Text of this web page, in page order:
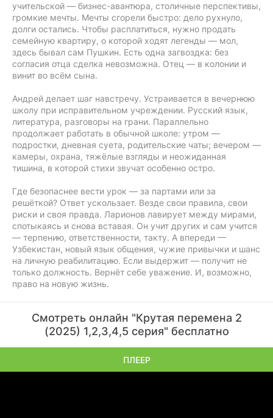
учительской — бизнес-авантюра, столичные перспективы,
громкие мечты. Мечты сгорели быстро: дело рухнуло,
долги остались. Чтобы расплатиться, нужно продать
семейную квартиру, о которой ходят легенды — мол,
здесь бывал сам Пушкин. Есть одна загвоздка: без
согласия отца сделка невозможна. Отец — в колонии и
винит во всём сына.
Андрей делает шаг навстречу. Устраивается в вечернюю
школу при исправительном учреждении. Русский язык,
литература, разговоры на грани. Параллельно
продолжает работать в обычной школе: утром —
подростки, дневная суета, родительские чаты; вечером —
камеры, охрана, тяжёлые взгляды и неожиданная
тишина, в которой стихи звучат особенно остро.
Где безопаснее вести урок — за партами или за
решёткой? Ответ ускользает. Везде свои правила, свои
риски и своя правда. Ларионов лавирует между мирами,
спотыкаясь и снова вставая. Он учит других и сам учится
— терпению, ответственности, такту. А впереди —
Узбекистан, новый язык общения, чужие привычки и шанс
на личную реабилитацию. Если выдержит — получит не
только должность. Вернёт себе уважение. И, возможно,
право на новую жизнь.
Смотреть онлайн "Крутая перемена 2
(2025) 1,2,3,4,5 серия" бесплатно
ПЛЕЕР